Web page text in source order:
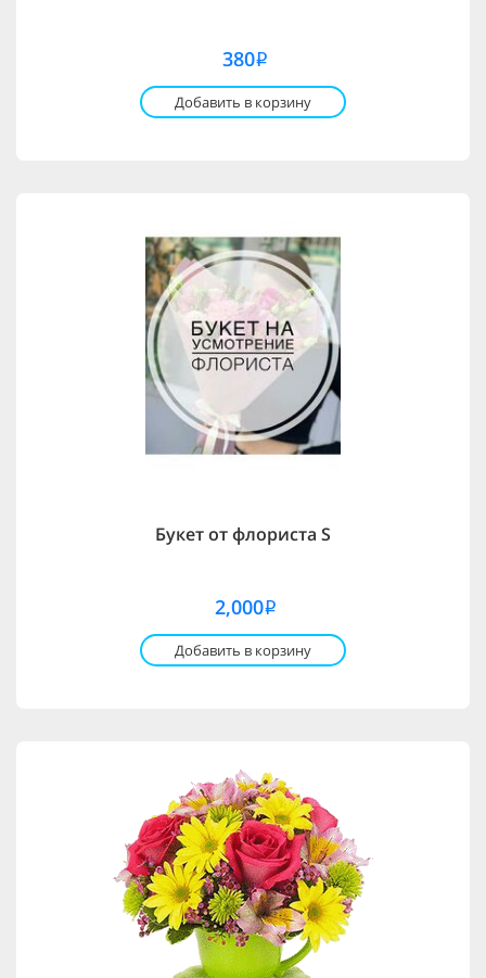
380i
Добавить в корзину
Букет от флориста S
2,000i
Добавить в корзину